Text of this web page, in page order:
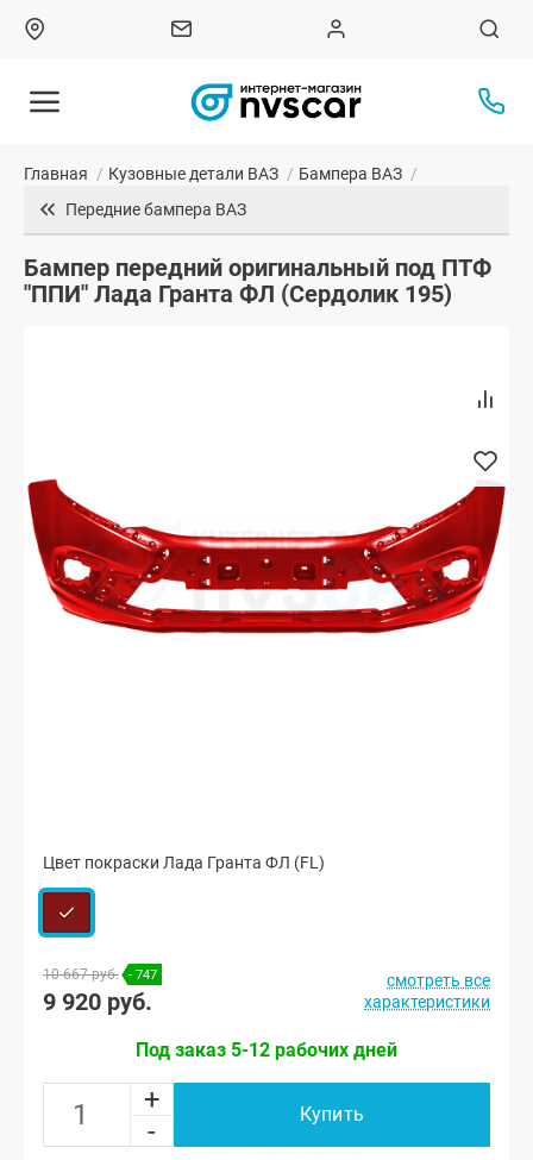
Главная / Кузовные детали ВАЗ / Бампера ВАЗ /
Передние бампера ВАЗ
Бампер передний оригинальный под ПТФ
"ППИ" Лада Гранта ФЛ (Сердолик 195)
Цвет покраски Лада Гранта ФЛ (FL)
10 667 руб. - 747
9 920 руб.
смотреть все
характеристики
Под заказ 5-12 рабочих дней
+
-
Купить